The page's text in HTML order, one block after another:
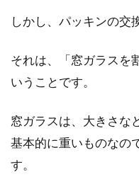
しかし、パッキンの交
それは、「窓ガラスを
いうことです。
窓ガラスは、大きさな
基本的に重いものなの
す。